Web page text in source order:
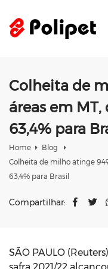
Colheita de
áreas em
63,4% para
Home
Blog
Colheita de milho atinge
63,4% para Brasil
Compartilhar:
SÃO PAULO